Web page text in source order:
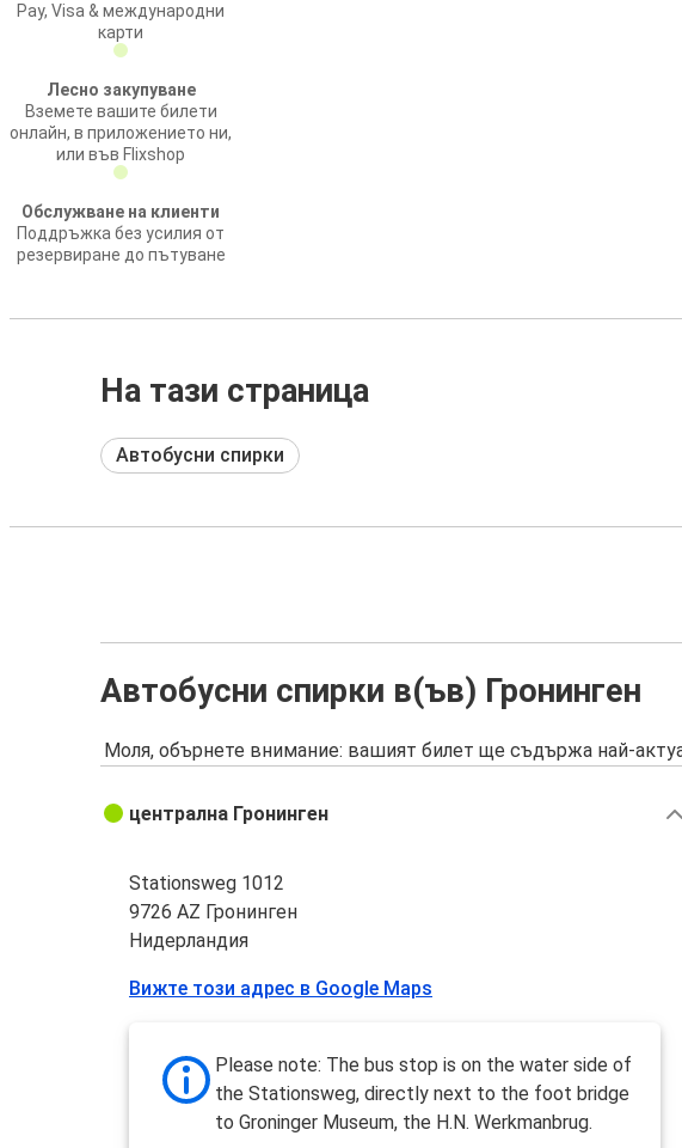
Pay, Visa & международни
карти
Лесно закупуване
Вземете вашите билети
онлайн, в приложението ни,
или във Flixshop
Обслужване на клиенти
Поддръжка без усилия от
резервиране до пътуване
На тази страница
Автобусни спирки
Автобусни спирки в(ъв) Гронинген
Моля, обърнете внимание: вашият билет ще съдържа най-
централна Гронинген
Stationsweg 1012
9726 AZ Гронинген
Нидерландия
Вижте този адрес в Google Maps
Please note: The bus stop is on the water side of
the Stationsweg, directly next to the foot bridge
to Groninger Museum, the H.N. Werkmanbrug.